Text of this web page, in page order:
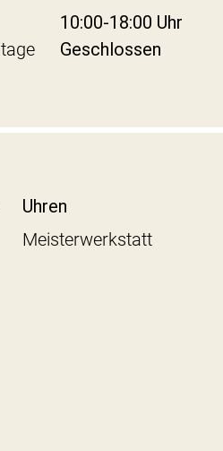
10:00-18:00 Uhr
Geschlossen
Uhren
Meisterwerkstatt